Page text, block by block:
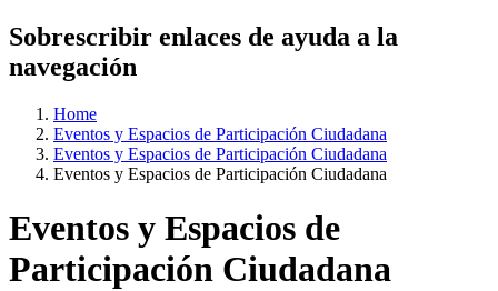
Sobrescribir enlaces de ayuda a la
navegación
Home
Eventos y Espacios de Participación Ciudadana
Eventos y Espacios de Participación Ciudadana
Eventos y Espacios de Participación Ciudadana
Eventos y Espacios de
Participación Ciudadana